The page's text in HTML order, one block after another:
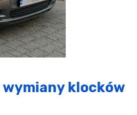
wymiany klocków